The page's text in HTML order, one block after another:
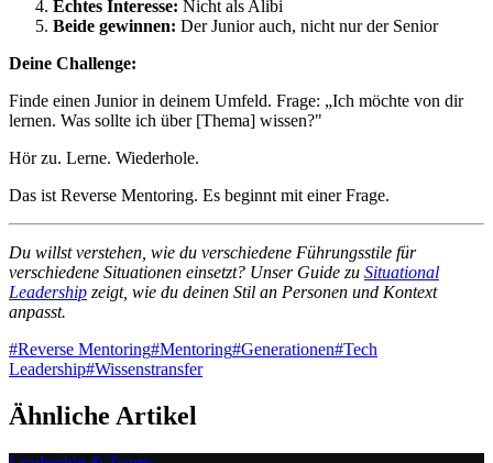
Echtes Interesse: Nicht als Alibi
Beide gewinnen: Der Junior auch, nicht nur der Senior
Deine Challenge:
Finde einen Junior in deinem Umfeld. Frage: „Ich möchte von dir
lernen. Was sollte ich über [Thema] wissen?"
Hör zu. Lerne. Wiederhole.
Das ist Reverse Mentoring. Es beginnt mit einer Frage.
Du willst verstehen, wie du verschiedene Führungsstile für
verschiedene Situationen einsetzt? Unser Guide zu Situational
Leadership zeigt, wie du deinen Stil an Personen und Kontext
anpasst.
#Reverse Mentoring#Mentoring#Generationen#Tech
Leadership#Wissenstransfer
Ähnliche Artikel